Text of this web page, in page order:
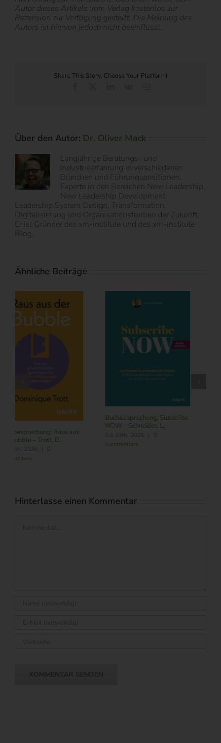
Autor dieses Artikels vom Verlag kostenlos zur
Rezension zur Verfügung gestellt. Die Meinung des
Autors ist hiervon jedoch nicht beeinflusst.
Share This Story, Choose Your Platform!
Über den Autor: Dr. Oliver Mack
Langjährige Beratungs- und
Industrieerfahrung in verschiedenen
Branchen und Führungspositionen.
Experte in den Bereichen New Leadership,
New Leadership Development,
Leadership System Design, Transformation,
Digitalisierung und Organisationsformen der Zukunft.
Er ist Gründer des xm-institute und des xm-institute
Blog.
Ähnliche Beiträge
Juli 24th, 2026 | 0
Kommentare
Buchbesprechung: Führung
im Zeitalter von KI – Butler,
R./ Nitschmann, J./ Becking,
Hinterlasse einen Kommentar